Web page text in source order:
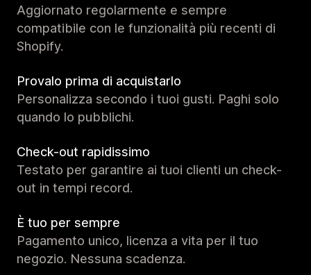
Aggiornato regolarmente e sempre
compatibile con le funzionalità più recenti di
Shopify.
Provalo prima di acquistarlo
Personalizza secondo i tuoi gusti. Paghi solo
quando lo pubblichi.
Check-out rapidissimo
Testato per garantire ai tuoi clienti un check-
out in tempi record.
È tuo per sempre
Pagamento unico, licenza a vita per il tuo
negozio. Nessuna scadenza.